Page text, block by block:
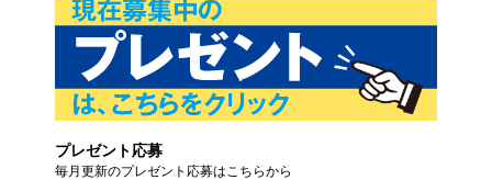
プレゼント応募
毎月更新のプレゼント応募はこちらから